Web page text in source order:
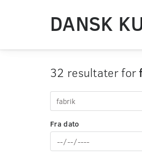
DANSK
32 resultater for
Fra dato